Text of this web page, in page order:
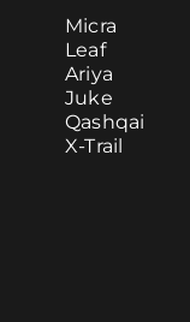
Micra
Leaf
Ariya
Juke
Qashqai
X-Trail